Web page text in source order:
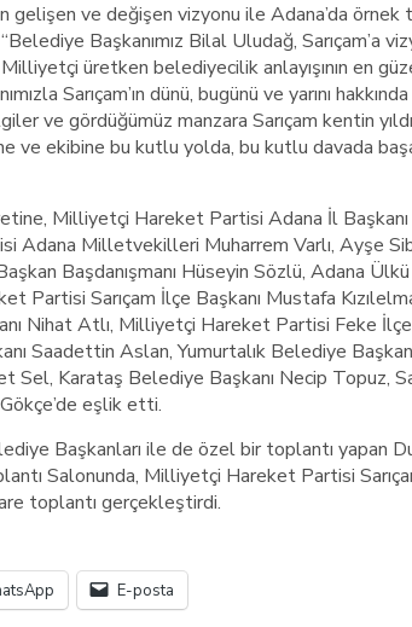
gelişen ve değişen vizyonu ile Adana’da
Başkanımız Bilal Uludağ, Sarıçam’a
üretken belediyecilik anlayışının en
Sarıçam’ın dünü, bugünü ve yarını
ve gördüğümüz manzara Sarıçam kentin
ve ekibine bu kutlu yolda, bu kutlu davada
Milliyetçi Hareket Partisi Adana İl Başkanı
Adana Milletvekilleri Muharrem Varlı, Ayşe
Başdanışmanı Hüseyin Sözlü, Adana Ülkü
Partisi Sarıçam İlçe Başkanı Mustafa
Nihat Atlı, Milliyetçi Hareket Partisi Feke
Saadettin Aslan, Yumurtalık Belediye
Sel, Karataş Belediye Başkanı Necip Topuz,
eşlik etti.
Başkanları ile de özel bir toplantı yapan
Salonunda, Milliyetçi Hareket Partisi
toplantı gerçekleştirdi.
E-posta